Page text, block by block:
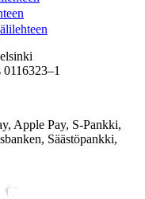
Apple Pay, S-Pankki,
Säästöpankki,